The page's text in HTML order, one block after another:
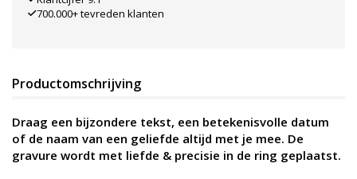
700.000+ tevreden klanten
Productomschrijving
Draag een bijzondere tekst, een betekenisvolle datum
of de naam van een geliefde altijd met je mee. De
gravure wordt met liefde & precisie in de ring geplaatst.